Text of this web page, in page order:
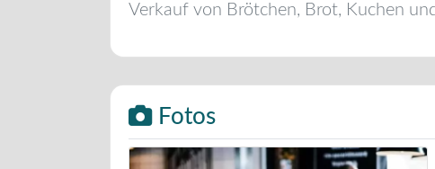
Verkauf von Brötchen, Brot, Kuchen
Fotos